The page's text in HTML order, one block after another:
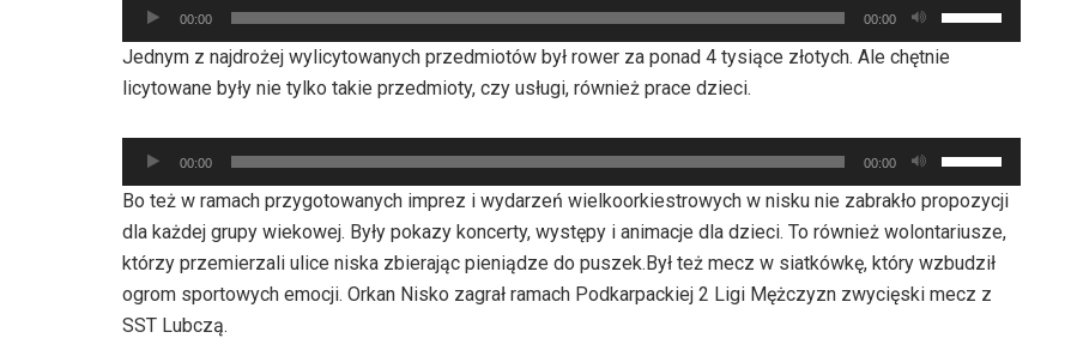
Odtwarzacz
plików
dźwiękowych
00:00 00:00
strzałek
do
do
dołu
aby
zwiększyć
lub
Jednym z najdrożej wylicytowanych przedmiotów był rower za ponad 4 tysiące złotych. Ale chętnie
licytowane były nie tylko takie przedmioty, czy usługi, również prace dzieci.
Odtwarzacz
plików
dźwiękowych
00:00 00:00
strzałek
do
góry
oraz
do
Bo też w ramach przygotowanych imprez i wydarzeń wielkoorkiestrowych w nisku nie zabrakło propozycji
dla każdej grupy wiekowej. Były pokazy koncerty, występy i animacje dla dzieci. To również wolontariusze,
którzy przemierzali ulice niska zbierając pieniądze do puszek.Był też mecz w siatkówkę, który wzbudził
ogrom sportowych emocji. Orkan Nisko zagrał ramach Podkarpackiej 2 Ligi Mężczyzn zwycięski mecz z
SST Lubczą.